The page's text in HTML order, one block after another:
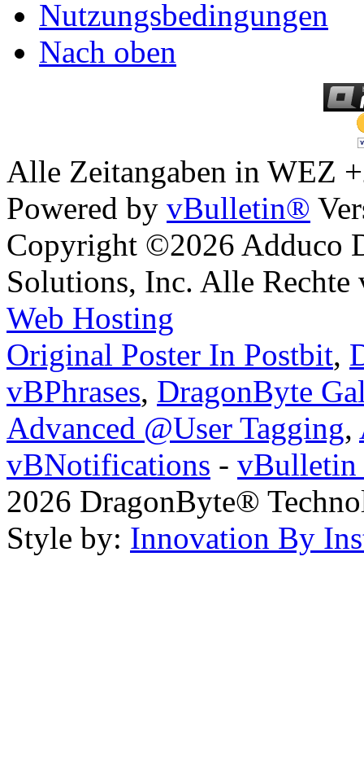
Nutzungsbedingungen
Nach oben
Alle Zeitangaben in WEZ
Powered by vBulletin®
Copyright ©2026 Adduco
Solutions, Inc. Alle Rechte
Web Hosting
Original Poster In Postbit,
vBPhrases, DragonByte
Advanced @User Tagging,
vBNotifications - vBulletin
2026 DragonByte®
Style by: Innovation By